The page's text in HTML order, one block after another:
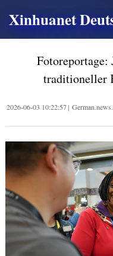
Xinhuanet
Fotoreportage:
traditioneller
2026-06-03 10:22:57|